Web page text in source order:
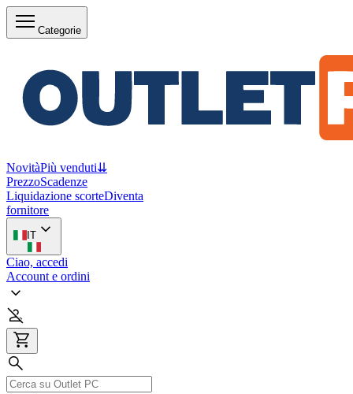
Categorie
NovitàPiù venduti⇊
PrezzoScadenze
Liquidazione scorteDiventa
fornitore
IT
Ciao, accedi
Account e ordini